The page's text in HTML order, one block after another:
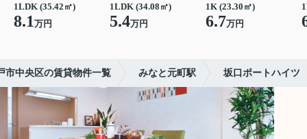
1LDK (35.42㎡)
8.1万円
1LDK (34.08㎡)
5.4万円
1K (23.30㎡)
6.7万円
市中央区の賃貸物件一覧 みなと元町駅 坂口ポートハイツ